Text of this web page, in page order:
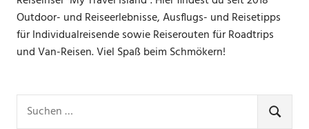
Outdoor- und Reiseerlebnisse, Ausflugs- und Reisetipps
für Individualreisende sowie Reiserouten für Roadtrips
und Van-Reisen. Viel Spaß beim Schmökern!
nach:
SUCHEN